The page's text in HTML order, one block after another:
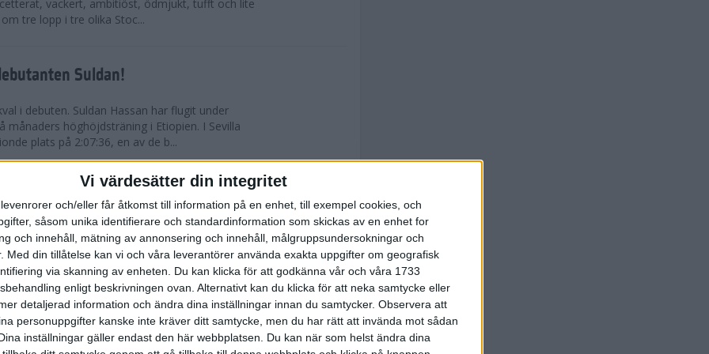
Vi värdesätter din integritet
och/eller får åtkomst till information på en enhet, till exempel cookies, och
såsom unika identifierare och standardinformation som skickas av en enhet for
och innehåll, mätning av annonsering och innehåll, målgruppsundersokningar och
Med din tillåtelse kan vi och våra leverantörer använda exakta uppgifter om geografisk
via skanning av enheten. Du kan klicka för att godkänna vår och våra 1733
enligt beskrivningen ovan. Alternativt kan du klicka för att neka samtycke eller
detaljerad information och ändra dina inställningar innan du samtycker. Observera att
personuppgifter kanske inte kräver ditt samtycke, men du har rätt att invända mot sådan
inställningar gäller endast den här webbplatsen. Du kan när som helst ändra dina
vackert, ambitiöst, ödmjukt, tufft och lite
tre lopp i tre olika Stoc...
Suldan!
i debuten. Suldan Hassan har flugit under
månaders höghöjdsträning i Etiopien. I Sevilla
plats på 2:07:36, en av de b...
Marathon utvecklades till den mest
maratons historia. Suldan Hassan
rekord, 2:07:36. Även Carolina Wikström klarade
utmanande intervaller på skidor